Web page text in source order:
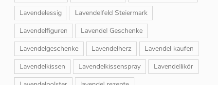
Lavendelessig
Lavendelfeld Steiermark
Lavendelfiguren
Lavendel Geschenke
Lavendelgeschenke
Lavendelherz
Lavendel kaufen
Lavendelkissen
Lavendelkissenspray
Lavendellikör